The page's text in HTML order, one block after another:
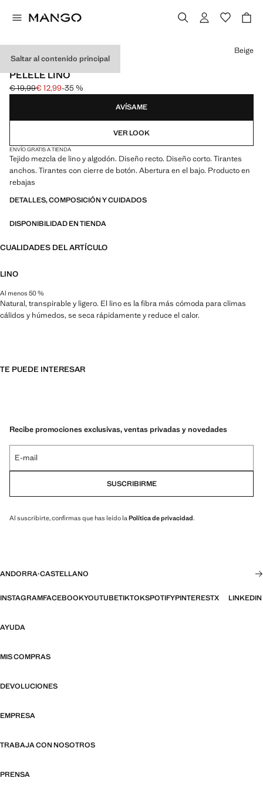
Saltar al contenido principal
CEREMONIA
PELELE LINO
Precio inicial tachado [€ 19,99 ]
€ 19,99
Precio actual [€ 12,99 ]
€ 12,99-35 %
Selecciona un color
Beige
AVÍSAME
VER LOOK
ENVÍO GRATIS A TIENDA
Tejido mezcla de lino y algodón. Diseño recto. Diseño corto. Tirantes
anchos. Tirantes con cierre de botón. Abertura en el bajo. Producto en
rebajas
DETALLES, COMPOSICIÓN Y CUIDADOS
DISPONIBILIDAD EN TIENDA
CUALIDADES DEL ARTÍCULO
LINO
Al menos 50 %
Natural, transpirable y ligero. El lino es la fibra más cómoda para climas
cálidos y húmedos, se seca rápidamente y reduce el calor.
TE PUEDE INTERESAR
Recibe promociones exclusivas, ventas privadas y novedades
E-mail
SUSCRIBIRME
Al suscribirte, confirmas que has leído laPolítica de privacidad.
ANDORRA·CASTELLANO
INSTAGRAMFACEBOOKYOUTUBETIKTOKSPOTIFYPINTERESTX LINKEDIN
AYUDA
MIS COMPRAS
DEVOLUCIONES
EMPRESA
TRABAJA CON NOSOTROS
PRENSA